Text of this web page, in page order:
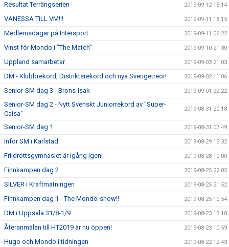
Resultat Terrängserien 2019-09-12 15:14
VANESSA TILL VM!!! 2019-09-11 18:15
Medlemsdagar på Intersport 2019-09-11 06:22
Vinst för Mondo i ”The Match” 2019-09-10 21:30
Uppland samarbetar 2019-09-03 21:03
DM - Klubbrekord, Distriktsrekord och nya Sverigetreor! 2019-09-02 11:06
Senior-SM dag 3 - Brons-Isak 2019-09-01 22:22
Senior-SM dag 2 - Nytt Svenskt Juniorrekord av "Super-
Caisa"
2019-08-31 20:18
Senior-SM dag 1 2019-08-31 07:49
Inför SM i Karlstad 2019-08-29 15:32
Friidrottsgymnasiet är igång igen! 2019-08-28 10:00
Finnkampen dag 2 2019-08-25 22:05
SILVER i Kraftmätningen 2019-08-25 21:52
Finnkampen dag 1 - The Mondo-show!! 2019-08-25 10:54
DM i Uppsala 31/8-1/9 2019-08-23 13:18
Återanmälan till HT2019 är nu öppen! 2019-08-23 10:59
Hugo och Mondo i tidningen 2019-08-22 12:43